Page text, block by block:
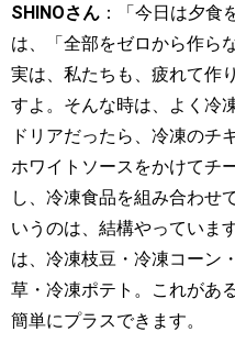
SHINOさん ：「今日は夕食
は、「全部をゼロから作ら
実は、私たちも、疲れて作
すよ。そんな時は、よく冷
ドリアだったら、冷凍のチ
ホワイトソースをかけてチ
し、冷凍食品を組み合わせ
いうのは、結構やっていま
は、冷凍枝豆・冷凍コーン
草・冷凍ポテト。これがあ
簡単にプラスできます。